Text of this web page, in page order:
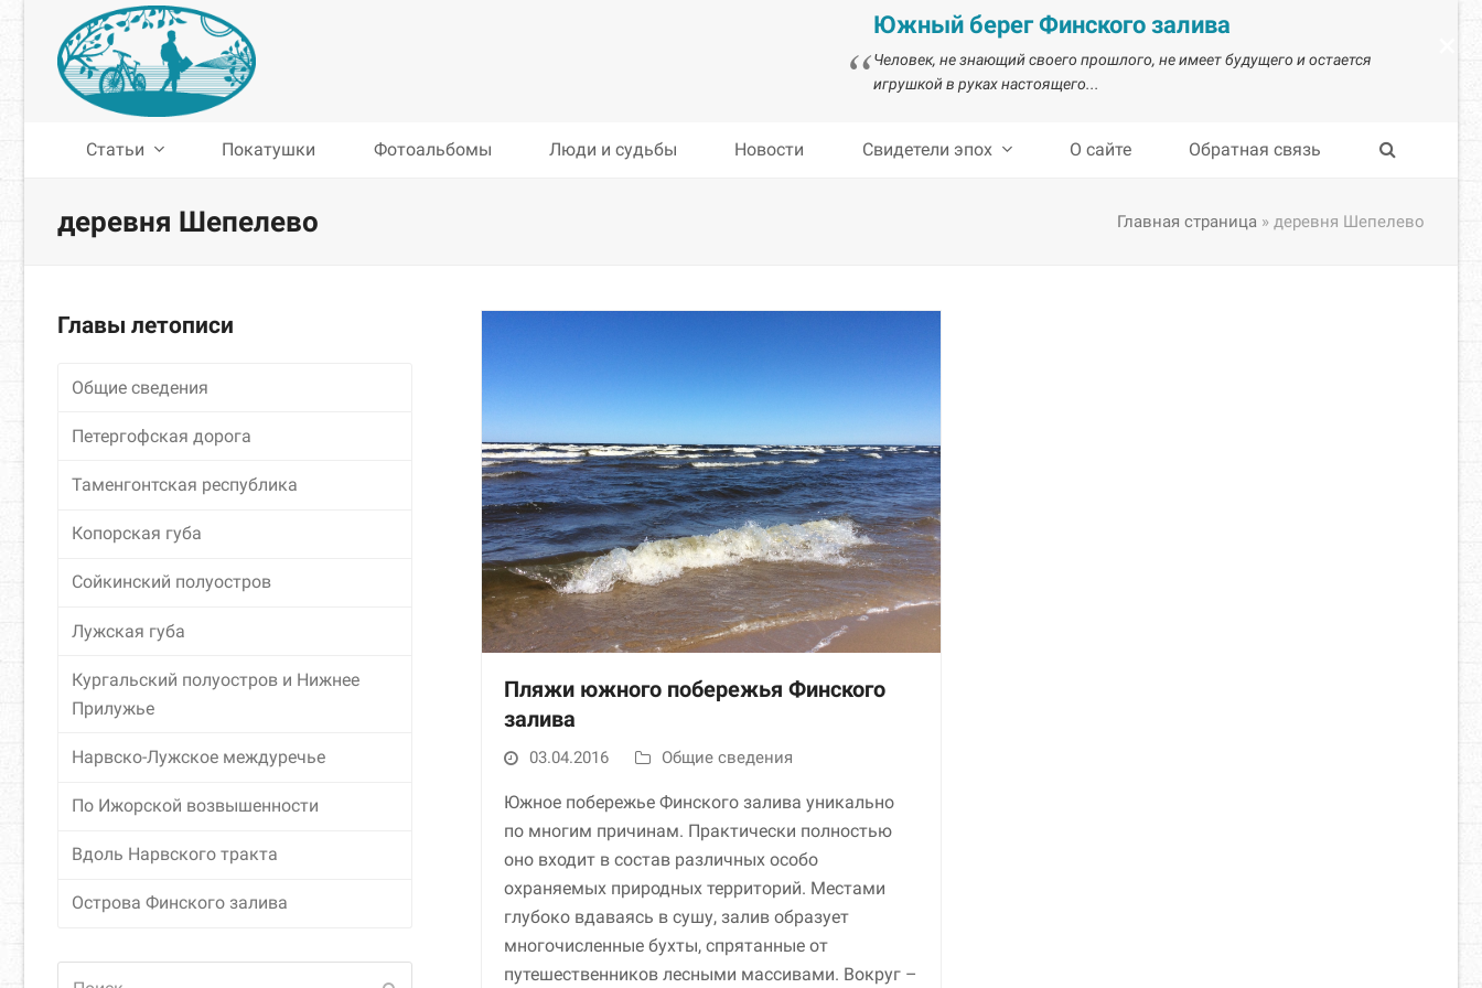
Южный берег Финского залива
Человек, не знающий своего прошлого, не имеет будущего и остается
игрушкой в руках настоящего...
Статьи Покатушки Фотоальбомы Люди и судьбы Новости Свидетели эпох О сайте Обратная связь
деревня Шепелево Главная страница » деревня Шепелево
Пляжи южного побережья Финского
залива
03.04.2016 Общие сведения
Южное побережье Финского залива уникально
по многим причинам. Практически полностью
оно входит в состав различных особо
охраняемых природных территорий. Местами
глубоко вдаваясь в сушу, залив образует
многочисленные бухты, спрятанные от
путешественников лесными массивами. Вокруг –
Главы летописи
Общие сведения
Петергофская дорога
Таменгонтская республика
Копорская губа
Сойкинский полуостров
Лужская губа
Кургальский полуостров и Нижнее
Прилужье
Нарвско-Лужское междуречье
По Ижорской возвышенности
Вдоль Нарвского тракта
Острова Финского залива
Использование
обязательно. Они
функционирования
веб-сайта.
аналитика
Для того чтобы